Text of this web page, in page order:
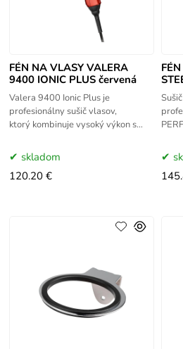
FÉN NA VLASY VALERA
9400 IONIC PLUS červená
Valera 9400 Ionic Plus je
profesionálny sušič vlasov,
ktorý kombinuje vysoký výkon s
Bol vytvorený pre požiadavky
práce v
skladom
120.20 €
na